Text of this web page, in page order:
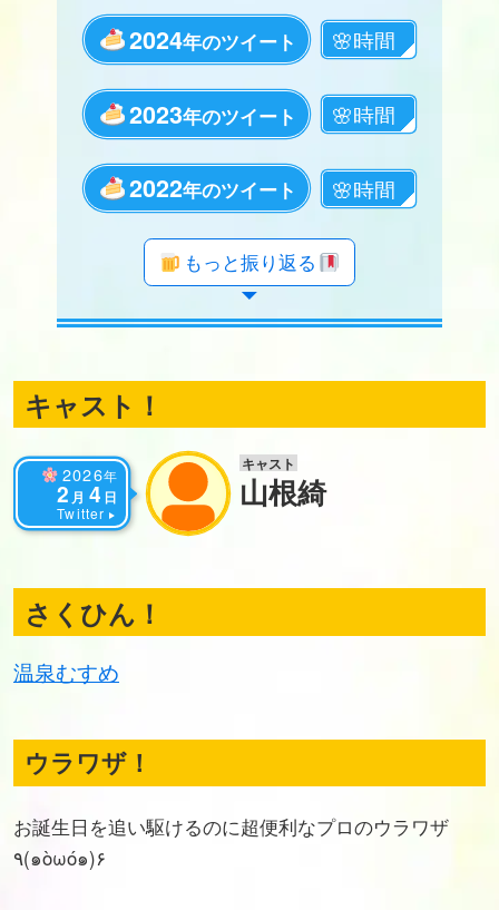
2024年のツイート
2023年のツイート
2022年のツイート
年のツイート
年のツイート
年のツイート
年のツイート
年のツイート
年のツイート
年のツイート
年のツイート
年のツイート
年のツイート
年のツイート
年のツイート
年のツイート
年のツイート
年のツイート
年のツイート
もっと振り返る
キャスト！
2026年
2 月 4 日
Twitter
キャスト
山根綺
さくひん！
温泉むすめ
ウラワザ！
お誕生日を追い駆けるのに超便利なプロのウラワザ
٩(๑òωó๑)۶